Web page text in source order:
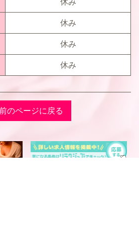
休み
休み
休み
のページに戻る